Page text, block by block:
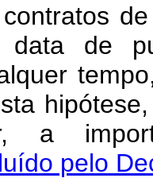
de
de
a
pelo